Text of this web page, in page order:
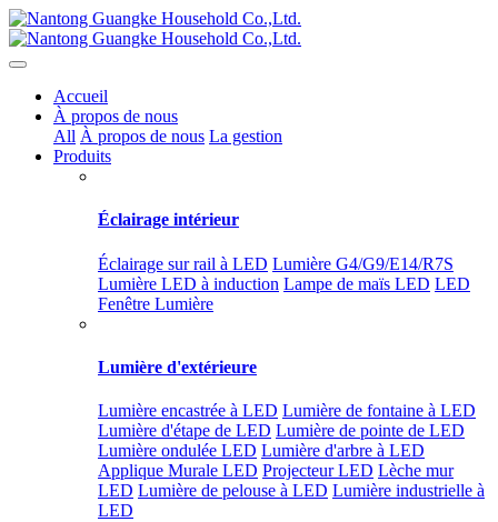
Accueil
À propos de nous
All À propos de nous La gestion
Produits
Éclairage intérieur
Éclairage sur rail à LED Lumière G4/G9/E14/R7S
Lumière LED à induction Lampe de maïs LED LED
Fenêtre Lumière
Lumière d'extérieure
Lumière encastrée à LED Lumière de fontaine à LED
Lumière d'étape de LED Lumière de pointe de LED
Lumière ondulée LED Lumière d'arbre à LED
Applique Murale LED Projecteur LED Lèche mur
LED Lumière de pelouse à LED Lumière industrielle à
LED